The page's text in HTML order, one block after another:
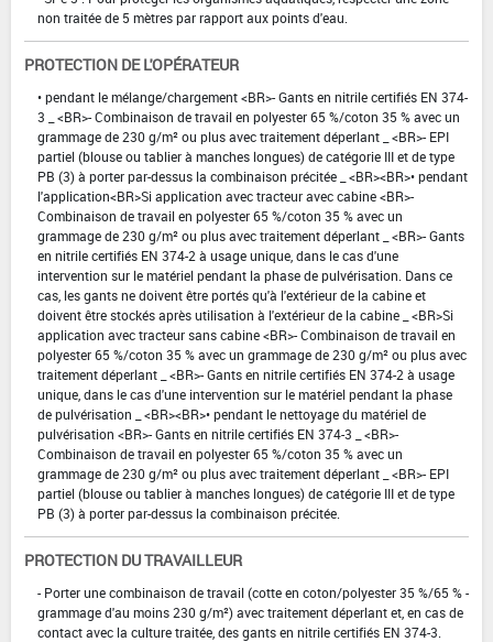
non traitée de 5 mètres par rapport aux points d'eau.
PROTECTION DE L'OPÉRATEUR
• pendant le mélange/chargement <BR>- Gants en nitrile certifiés EN 374-
3 _ <BR>- Combinaison de travail en polyester 65 %/coton 35 % avec un
grammage de 230 g/m² ou plus avec traitement déperlant _ <BR>- EPI
partiel (blouse ou tablier à manches longues) de catégorie III et de type
PB (3) à porter par-dessus la combinaison précitée _ <BR><BR>• pendant
l'application<BR>Si application avec tracteur avec cabine <BR>-
Combinaison de travail en polyester 65 %/coton 35 % avec un
grammage de 230 g/m² ou plus avec traitement déperlant _ <BR>- Gants
en nitrile certifiés EN 374-2 à usage unique, dans le cas d'une
intervention sur le matériel pendant la phase de pulvérisation. Dans ce
cas, les gants ne doivent être portés qu'à l'extérieur de la cabine et
doivent être stockés après utilisation à l'extérieur de la cabine _ <BR>Si
application avec tracteur sans cabine <BR>- Combinaison de travail en
polyester 65 %/coton 35 % avec un grammage de 230 g/m² ou plus avec
traitement déperlant _ <BR>- Gants en nitrile certifiés EN 374-2 à usage
unique, dans le cas d'une intervention sur le matériel pendant la phase
de pulvérisation _ <BR><BR>• pendant le nettoyage du matériel de
pulvérisation <BR>- Gants en nitrile certifiés EN 374-3 _ <BR>-
Combinaison de travail en polyester 65 %/coton 35 % avec un
grammage de 230 g/m² ou plus avec traitement déperlant _ <BR>- EPI
partiel (blouse ou tablier à manches longues) de catégorie III et de type
PB (3) à porter par-dessus la combinaison précitée.
PROTECTION DU TRAVAILLEUR
- Porter une combinaison de travail (cotte en coton/polyester 35 %/65 % -
grammage d'au moins 230 g/m²) avec traitement déperlant et, en cas de
contact avec la culture traitée, des gants en nitrile certifiés EN 374-3.